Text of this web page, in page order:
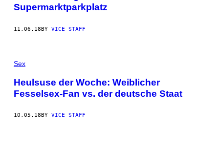
Supermarktparkplatz
11.06.18BY VICE STAFF
Sex
Heulsuse der Woche: Weiblicher
Fesselsex-Fan vs. der deutsche Staat
10.05.18 BY VICE STAFF